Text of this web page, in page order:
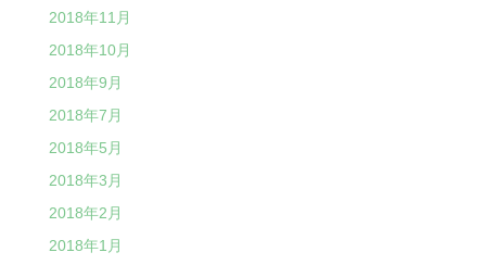
2018年11月
2018年10月
2018年9月
2018年7月
2018年5月
2018年3月
2018年2月
2018年1月